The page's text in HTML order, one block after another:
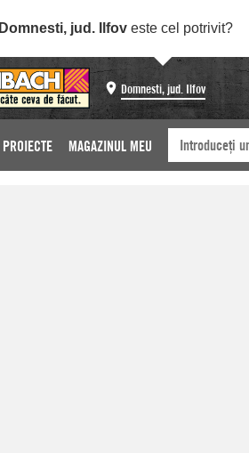
Domnesti, jud. Ilfov este cel potrivit?
Domnesti, jud. Ilfov
PROIECTE MAGAZINUL MEU